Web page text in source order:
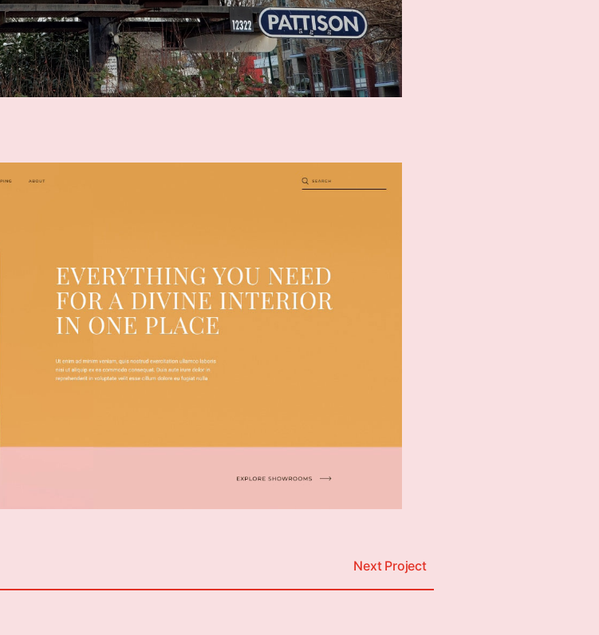
Next Project